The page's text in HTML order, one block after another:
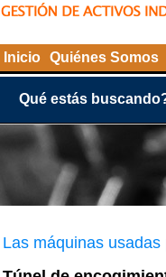
Inicio Quiénes Somos
Qué estás
Las máquinas